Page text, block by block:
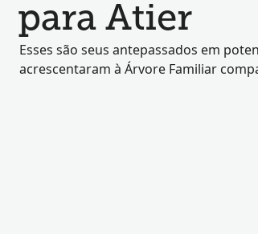
para Atier
Esses são seus antepassados em
acrescentaram à Árvore Familiar